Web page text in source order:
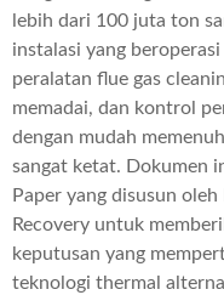
lebih dari 100 juta ton
instalasi yang
peralatan flue gas
memadai, dan kontrol
dengan mudah
sangat ketat. Dokumen
Paper yang disusun
Recovery untuk
keputusan yang
teknologi thermal